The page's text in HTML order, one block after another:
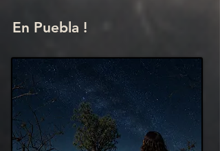
En Puebla !